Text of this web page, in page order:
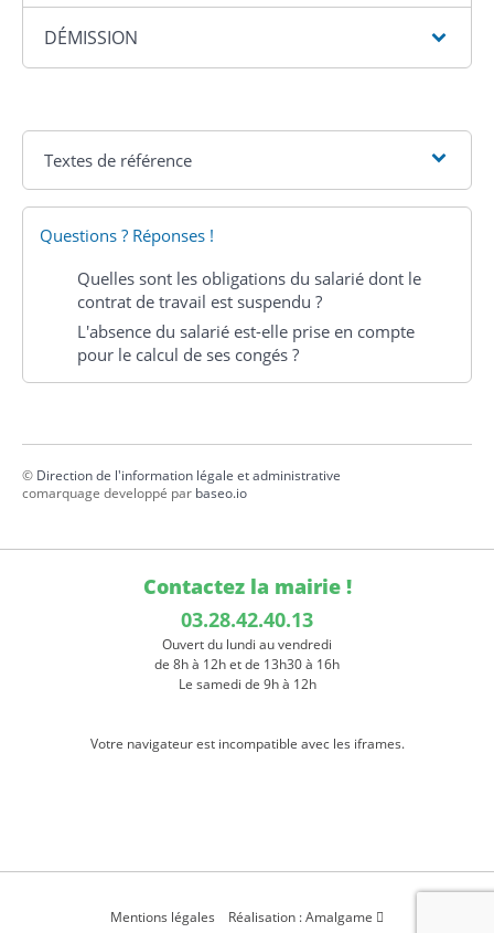
DÉMISSION
Textes de référence
Questions ? Réponses !
Quelles sont les obligations du salarié dont le
contrat de travail est suspendu ?
L'absence du salarié est-elle prise en compte
pour le calcul de ses congés ?
© Direction de l'information légale et administrative
comarquage developpé par baseo.io
Contactez la mairie !
03.28.42.40.13
Ouvert du lundi au vendredi
de 8h à 12h et de 13h30 à 16h
Le samedi de 9h à 12h
Votre navigateur est incompatible avec les iframes.
Mentions légales Réalisation : Amalgame